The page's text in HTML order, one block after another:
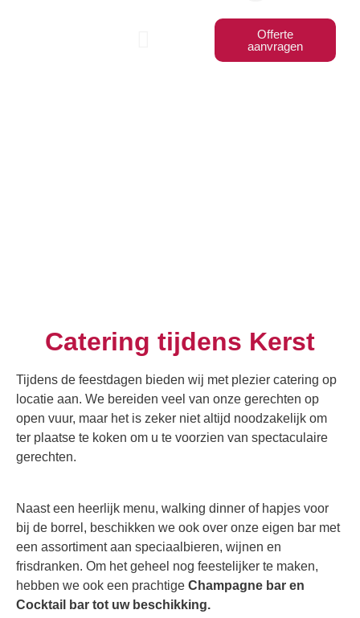
Offerte
aanvragen
Catering tijdens Kerst
Tijdens de feestdagen bieden wij met plezier catering op
locatie aan. We bereiden veel van onze gerechten op
open vuur, maar het is zeker niet altijd noodzakelijk om
ter plaatse te koken om u te voorzien van spectaculaire
gerechten.
Naast een heerlijk menu, walking dinner of hapjes voor
bij de borrel, beschikken we ook over onze eigen bar met
een assortiment aan speciaalbieren, wijnen en
frisdranken. Om het geheel nog feestelijker te maken,
hebben we ook een prachtige Champagne bar en
Cocktail bar tot uw beschikking.